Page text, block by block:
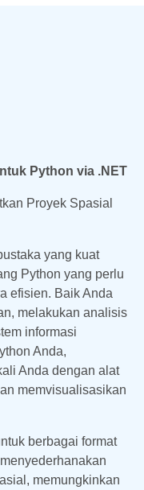
Python via .NET
Proyek Spasial
yang kuat
Python yang perlu
efisien. Baik Anda
melakukan analisis
informasi
Anda,
Anda dengan alat
memvisualisasikan
berbagai format
memungkinkan